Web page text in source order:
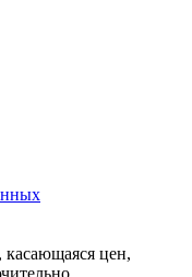
касающаяся цен,